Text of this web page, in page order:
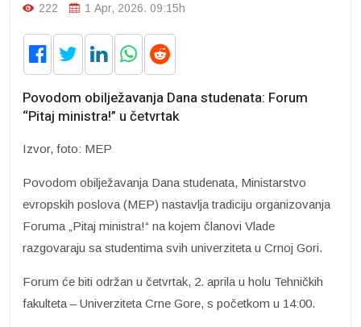
222 1 Apr, 2026. 09:15h
Povodom obilježavanja Dana studenata: Forum
“Pitaj ministra!” u četvrtak
Izvor, foto: MEP
Povodom obilježavanja Dana studenata, Ministarstvo
evropskih poslova (MEP) nastavlja tradiciju organizovanja
Foruma „Pitaj ministra!“ na kojem članovi Vlade
razgovaraju sa studentima svih univerziteta u Crnoj Gori.
Forum će biti održan u četvrtak, 2. aprila u holu Tehničkih
fakulteta – Univerziteta Crne Gore, s početkom u 14:00.